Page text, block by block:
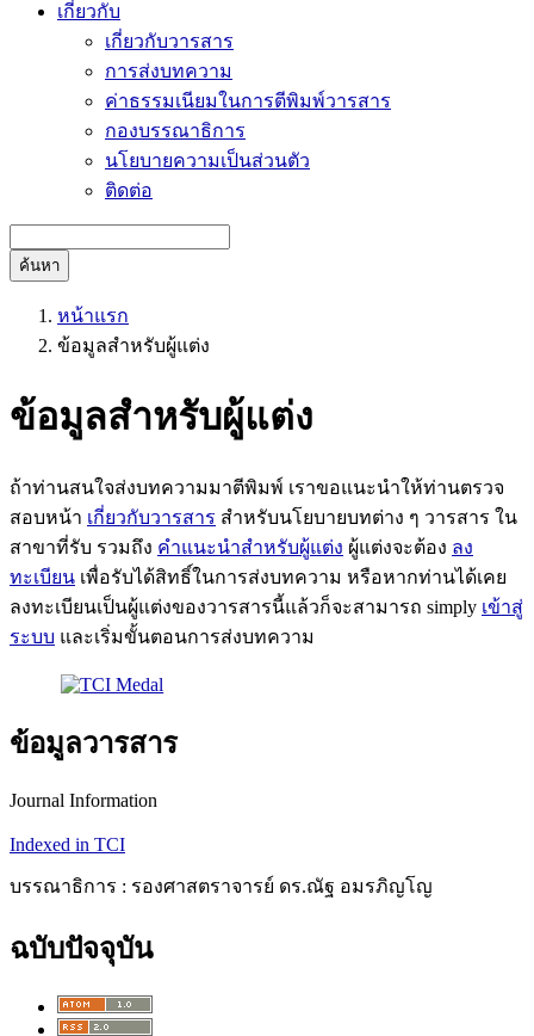
เกี่ยวกับ
เกี่ยวกับวารสาร
การส่งบทความ
ค่าธรรมเนียมในการตีพิมพ์วารสาร
กองบรรณาธิการ
นโยบายความเป็นส่วนตัว
ติดต่อ
ค้นหา
หน้าแรก
ข้อมูลสำหรับผู้แต่ง
ข้อมูลสำหรับผู้แต่ง
ถ้าท่านสนใจส่งบทความมาตีพิมพ์ เราขอแนะนำให้ท่านตรวจ
สอบหน้า เกี่ยวกับวารสาร สำหรับนโยบายบทต่าง ๆ วารสาร ใน
สาขาที่รับ รวมถึง คำแนะนำสำหรับผู้แต่ง ผู้แต่งจะต้อง ลง
ทะเบียน เพื่อรับได้สิทธิ์ในการส่งบทความ หรือหากท่านได้เคย
ลงทะเบียนเป็นผู้แต่งของวารสารนี้แล้วก็จะสามารถ simply เข้าสู่
ระบบ และเริ่มขั้นตอนการส่งบทความ
ข้อมูลวารสาร
Journal Information
Indexed in TCI
บรรณาธิการ : รองศาสตราจารย์ ดร.ณัฐ อมรภิญโญ
ฉบับปัจจุบัน